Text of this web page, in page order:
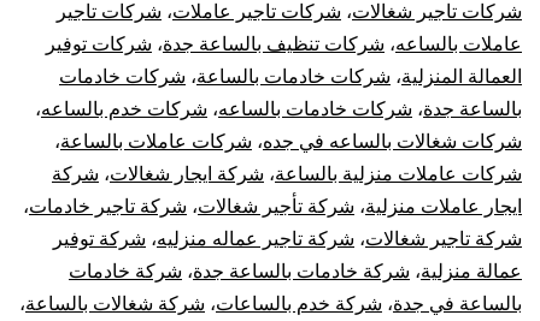
شركات تاجير شغالات، شركات تاجير عاملات، شركات تاجير
عاملات بالساعه، شركات تنظيف بالساعة جدة، شركات توفير
العمالة المنزلية، شركات خادمات بالساعة، شركات خادمات
بالساعة جدة، شركات خادمات بالساعه، شركات خدم بالساعه،
شركات شغالات بالساعه في جده، شركات عاملات بالساعة،
شركات عاملات منزلية بالساعة، شركة ايجار شغالات، شركة
ايجار عاملات منزلية، شركة تأجير شغالات، شركة تاجير خادمات،
شركة تاجير شغالات، شركة تاجير عماله منزليه، شركة توفير
عمالة منزلية، شركة خادمات بالساعة جدة، شركة خادمات
بالساعة في جدة، شركة خدم بالساعات، شركة شغالات بالساعة،